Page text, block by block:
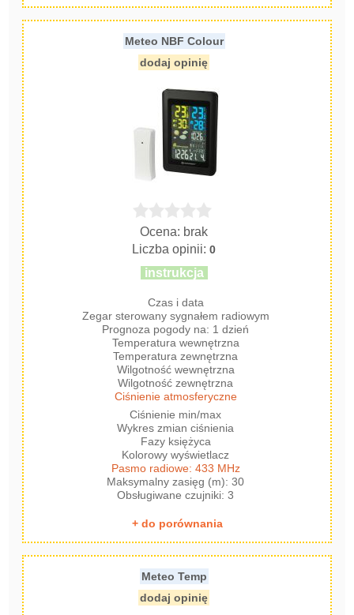
Meteo NBF Colour
dodaj opinię
Ocena: brak
Liczba opinii:0
instrukcja
Czas i data
Zegar sterowany sygnałem radiowym
Prognoza pogody na: 1 dzień
Temperatura wewnętrzna
Temperatura zewnętrzna
Wilgotność wewnętrzna
Wilgotność zewnętrzna
Ciśnienie atmosferyczne
Ciśnienie min/max
Wykres zmian ciśnienia
Fazy księżyca
Kolorowy wyświetlacz
Pasmo radiowe: 433 MHz
Maksymalny zasięg (m): 30
Obsługiwane czujniki: 3
+ do porównania
Meteo Temp
dodaj opinię